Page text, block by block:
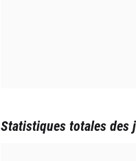
Statistiques totales des